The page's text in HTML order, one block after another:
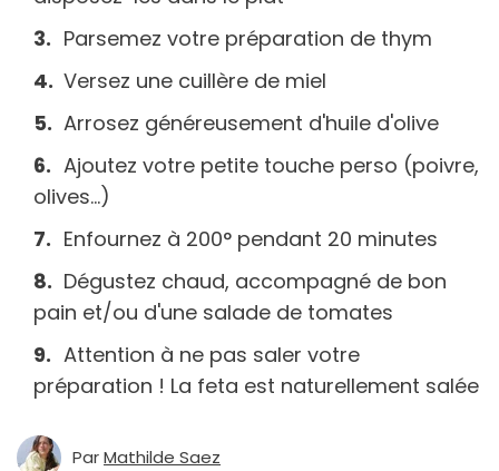
Parsemez votre préparation de thym
Versez une cuillère de miel
Arrosez généreusement d'huile d'olive
Ajoutez votre petite touche perso (poivre,
olives...)
Enfournez à 200° pendant 20 minutes
Dégustez chaud, accompagné de bon
pain et/ou d'une salade de tomates
Attention à ne pas saler votre
préparation ! La feta est naturellement salée
ParMathilde Saez